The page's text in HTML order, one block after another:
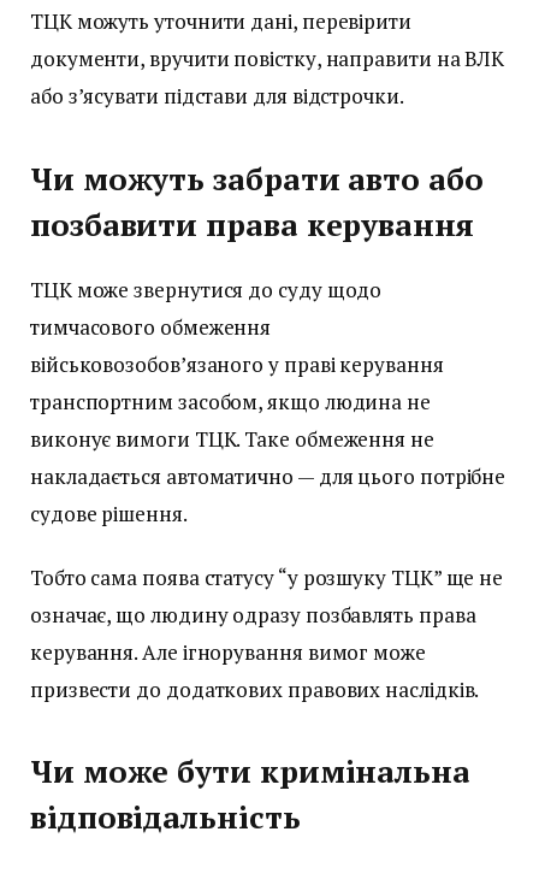
ТЦК можуть уточнити дані, перевірити
документи, вручити повістку, направити на ВЛК
або з’ясувати підстави для відстрочки.
Чи можуть забрати авто або
позбавити права керування
ТЦК може звернутися до суду щодо
тимчасового обмеження
військовозобов’язаного у праві керування
транспортним засобом, якщо людина не
виконує вимоги ТЦК. Таке обмеження не
накладається автоматично — для цього потрібне
судове рішення.
Тобто сама поява статусу “у розшуку ТЦК” ще не
означає, що людину одразу позбавлять права
керування. Але ігнорування вимог може
призвести до додаткових правових наслідків.
Чи може бути кримінальна
відповідальність